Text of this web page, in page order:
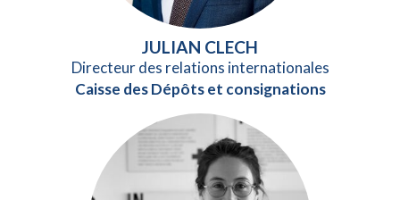
JULIAN CLECH
Directeur des relations internationales
Caisse des Dépôts et consignations